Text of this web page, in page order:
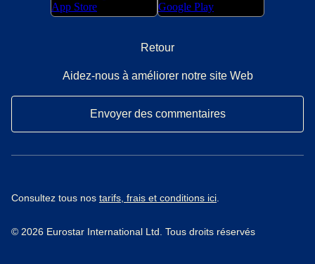
Retour
Aidez-nous à améliorer notre site Web
Envoyer des commentaires
Consultez tous nos tarifs, frais et conditions ici.
© 2026 Eurostar International Ltd. Tous droits réservés